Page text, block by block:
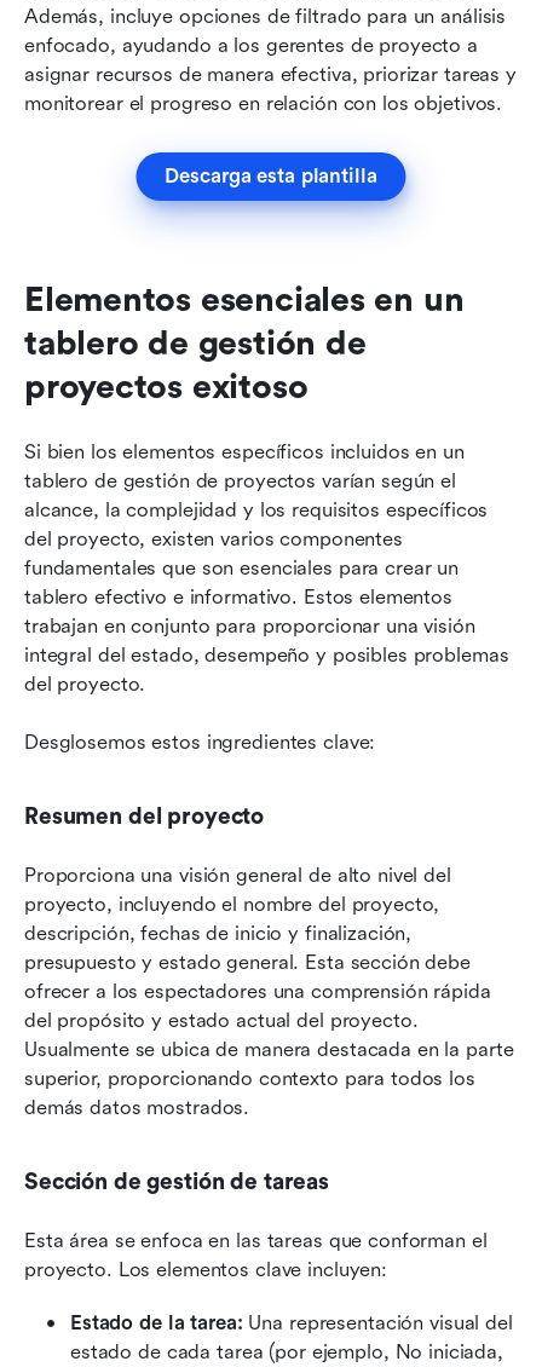
Además, incluye opciones de filtrado para un análisis
enfocado, ayudando a los gerentes de proyecto a
asignar recursos de manera efectiva, priorizar tareas y
monitorear el progreso en relación con los objetivos.
Descarga esta plantilla
Elementos esenciales en un
tablero de gestión de
proyectos exitoso
Si bien los elementos específicos incluidos en un
tablero de gestión de proyectos varían según el
alcance, la complejidad y los requisitos específicos
del proyecto, existen varios componentes
fundamentales que son esenciales para crear un
tablero efectivo e informativo. Estos elementos
trabajan en conjunto para proporcionar una visión
integral del estado, desempeño y posibles problemas
del proyecto.
Desglosemos estos ingredientes clave:
Resumen del proyecto
Proporciona una visión general de alto nivel del
proyecto, incluyendo el nombre del proyecto,
descripción, fechas de inicio y finalización,
presupuesto y estado general. Esta sección debe
ofrecer a los espectadores una comprensión rápida
del propósito y estado actual del proyecto.
Usualmente se ubica de manera destacada en la parte
superior, proporcionando contexto para todos los
demás datos mostrados.
Sección de gestión de tareas
Esta área se enfoca en las tareas que conforman el
proyecto. Los elementos clave incluyen:
Estado de la tarea: Una representación visual del
estado de cada tarea (por ejemplo, No iniciada,